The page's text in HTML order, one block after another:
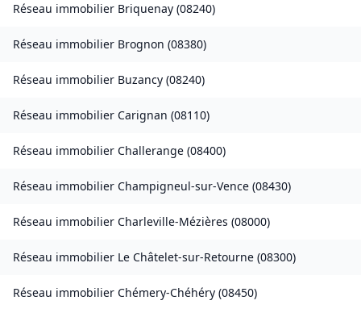
Réseau immobilier Briquenay (08240)
Réseau immobilier Brognon (08380)
Réseau immobilier Buzancy (08240)
Réseau immobilier Carignan (08110)
Réseau immobilier Challerange (08400)
Réseau immobilier Champigneul-sur-Vence (08430)
Réseau immobilier Charleville-Mézières (08000)
Réseau immobilier Le Châtelet-sur-Retourne (08300)
Réseau immobilier Chémery-Chéhéry (08450)